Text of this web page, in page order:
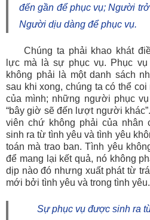
đến gần để phục vụ; Người
Người dịu dàng để phục vụ.
Chúng ta phải khao khát
lực mà là sự phục vụ. Phục
không phải là một danh sách
sau khi xong, chúng ta có thể
của mình; những người phục
“bây giờ sẽ đến lượt người
viên chứ không phải của
sinh ra từ tình yêu và tình yêu
toán mà trao ban. Tình yêu
để mang lại kết quả, nó không
dịp nào đó nhưng xuất phát từ
mới bởi tình yêu và trong tình yêu.
Sự phục vụ được sinh ra